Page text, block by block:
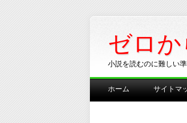
ゼロ
小説を読むのに難しい
Main menu
Skip
ホーム サイトマ